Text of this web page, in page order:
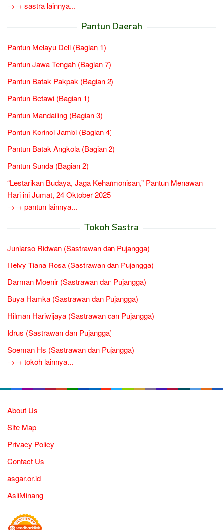
→→ sastra lainnya...
Pantun Daerah
Pantun Melayu Deli (Bagian 1)
Pantun Jawa Tengah (Bagian 7)
Pantun Batak Pakpak (Bagian 2)
Pantun Betawi (Bagian 1)
Pantun Mandailing (Bagian 3)
Pantun Kerinci Jambi (Bagian 4)
Pantun Batak Angkola (Bagian 2)
Pantun Sunda (Bagian 2)
“Lestarikan Budaya, Jaga Keharmonisan,” Pantun Menawan
Hari ini Jumat, 24 Oktober 2025
→→ pantun lainnya...
Tokoh Sastra
Juniarso Ridwan (Sastrawan dan Pujangga)
Helvy Tiana Rosa (Sastrawan dan Pujangga)
Darman Moenir (Sastrawan dan Pujangga)
Buya Hamka (Sastrawan dan Pujangga)
Hilman Hariwijaya (Sastrawan dan Pujangga)
Idrus (Sastrawan dan Pujangga)
Soeman Hs (Sastrawan dan Pujangga)
→→ tokoh lainnya...
About Us
Site Map
Privacy Policy
Contact Us
asgar.or.id
AsliMinang